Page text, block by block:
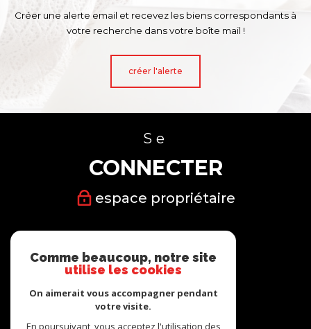
Créer une alerte email et recevez les biens correspondants à
votre recherche dans votre boîte mail !
créer l'alerte
Se
CONNECTER
espace propriétaire
SUIVRE
Comme beaucoup, notre site
utilise les cookies
On aimerait vous accompagner pendant
votre visite.
En poursuivant, vous acceptez l'utilisation des